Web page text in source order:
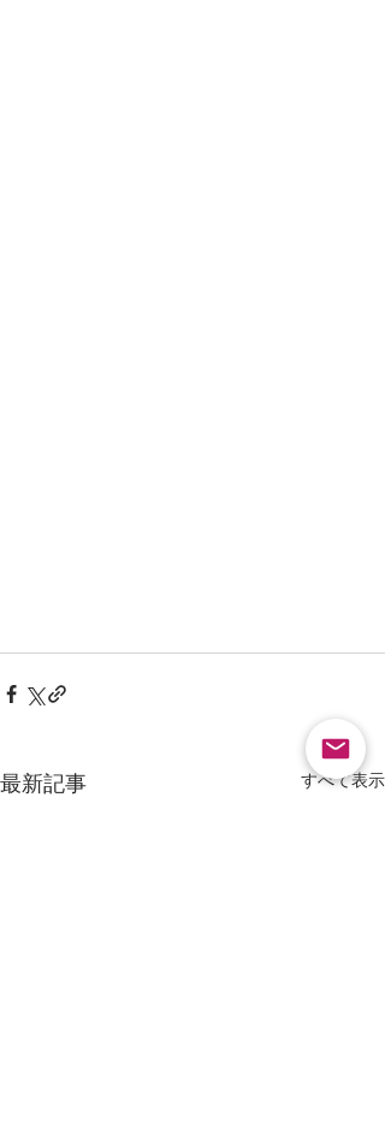
最新記事 すべて表示